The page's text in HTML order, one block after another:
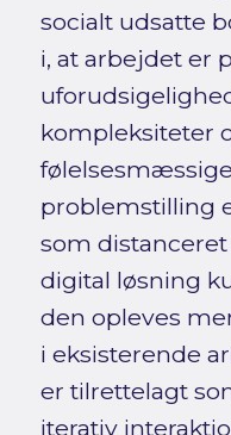
socialt udsatte
i, at arbejdet er
kompleksiteter
problemstilling
som distanceret
digital løsning
den opleves
i eksisterende
er tilrettelagt
iterativ